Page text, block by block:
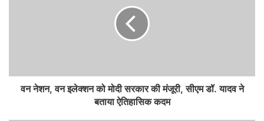
वन नेशन, वन इलेक्शन को मोदी सरकार की मंजूरी, सीएम डॉ. यादव ने
बताया ऐतिहासिक कदम